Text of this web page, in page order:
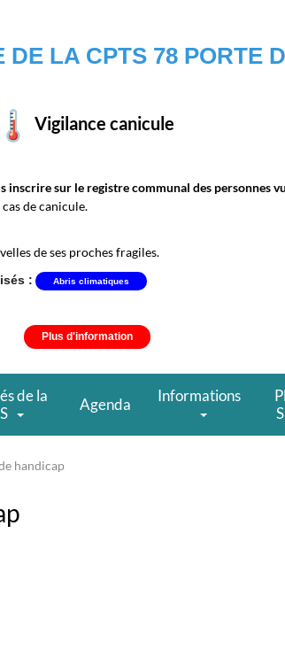
DE LA CPTS 78 PORTE
Vigilance canicule
inscrire sur le registre communal des personnes
de canicule.
de ses proches fragiles.
: Abris climatiques
Plus d'information
de la
Agenda Informations
handicap